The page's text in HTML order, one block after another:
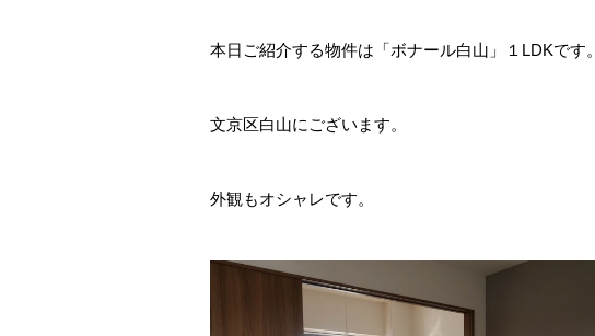
本日ご紹介する物件は「ボナール白山」１LDKです。
文京区白山にございます。
外観もオシャレです。